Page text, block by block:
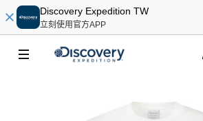
Discovery Expedition TW
立刻使用官方APP